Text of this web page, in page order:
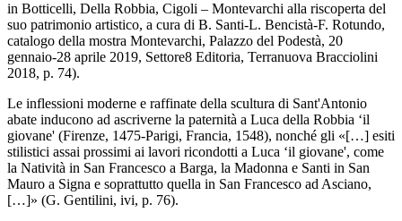
in Botticelli, Della Robbia, Cigoli – Montevarchi alla riscoperta del
suo patrimonio artistico, a cura di B. Santi-L. Bencistà-F. Rotundo,
catalogo della mostra Montevarchi, Palazzo del Podestà, 20
gennaio-28 aprile 2019, Settore8 Editoria, Terranuova Bracciolini
2018, p. 74).
Le inflessioni moderne e raffinate della scultura di Sant'Antonio
abate inducono ad ascriverne la paternità a Luca della Robbia ‘il
giovane' (Firenze, 1475-Parigi, Francia, 1548), nonché gli «[…] esiti
stilistici assai prossimi ai lavori ricondotti a Luca ‘il giovane', come
la Natività in San Francesco a Barga, la Madonna e Santi in San
Mauro a Signa e soprattutto quella in San Francesco ad Asciano,
[…]» (G. Gentilini, ivi, p. 76).